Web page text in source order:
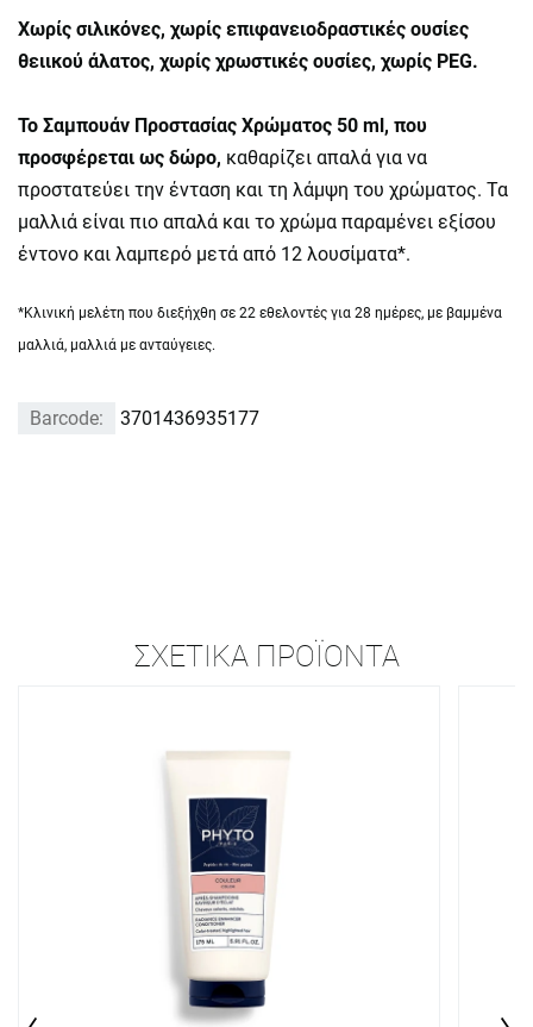
Χωρίς σιλικόνες, χωρίς επιφανειοδραστικές ουσίες
θειικού άλατος, χωρίς χρωστικές ουσίες, χωρίς PEG.
Το Σαμπουάν Προστασίας Χρώματος 50 ml, που
προσφέρεται ως δώρο, καθαρίζει απαλά για να
προστατεύει την ένταση και τη λάμψη του χρώματος. Τα
μαλλιά είναι πιο απαλά και το χρώμα παραμένει εξίσου
έντονο και λαμπερό μετά από 12 λουσίματα*.
*Κλινική μελέτη που διεξήχθη σε 22 εθελοντές για 28 ημέρες, με βαμμένα
μαλλιά, μαλλιά με ανταύγειες.
Barcode: 3701436935177
ΣΧΕΤΙΚΆ ΠΡΟΪΌΝΤΑ